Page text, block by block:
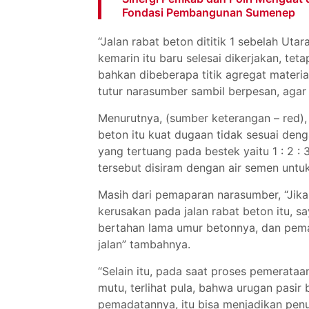
Fondasi Pembangunan Sumenep
“Jalan rabat beton dititik 1 sebelah
kemarin itu baru selesai dikerjakan,
bahkan dibeberapa titik agregat
tutur narasumber sambil berpesan,
Menurutnya, (sumber keterangan –
beton itu kuat dugaan tidak sesuai
yang tertuang pada bestek yaitu 1 : 2 :
tersebut disiram dengan air semen
Masih dari pemaparan narasumber,
kerusakan pada jalan rabat beton itu,
bertahan lama umur betonnya, dan
jalan” tambahnya.
“Selain itu, pada saat proses
mutu, terlihat pula, bahwa urugan
pemadatannya, itu bisa menjadikan